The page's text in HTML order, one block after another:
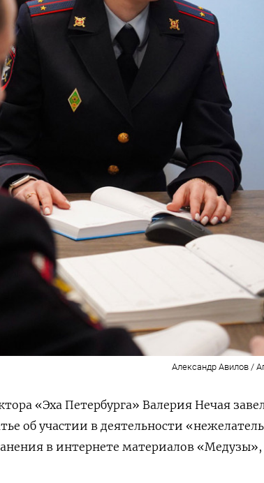
Александр Авилов /
«Эха Петербурга» Валерия Нечая
об участии в деятельности
в интернете материалов «Медузы»,